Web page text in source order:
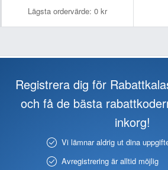
Lägsta ordervärde: 0 kr
Registrera dig för
och få de bästa
inkorg!
Vi lämnar aldrig ut dina
Avregistrering är alltid möjlig